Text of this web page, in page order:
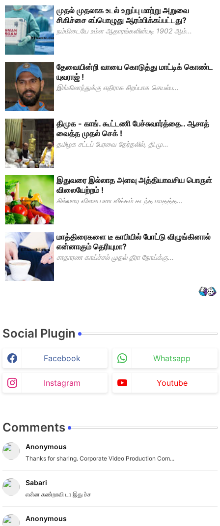
முதல் முதலாக உடல் உறுப்பு மாற்று அறுவை
சிகிச்சை எப்பொழுது ஆரம்பிக்கப்பட்டது?
நம்மிடையே உம்ள ஆதாரங்களின்படி 1902 ஆம்...
தேவையின்றி வாயை கொடுத்து மாட்டிக் கொண்ட
யுவராஜ் !
இங்கிலாந்துக்கு எதிராக சிறப்பாக செயல்ப...
திமுக - காங். கூட்டணி பேச்சுவார்த்தை.. ஆசாத்
வைத்த முதல் செக் !
தமிழக சட்டப் பேரவை தேர்தலில், தி.மு...
இதுவரை இல்லாத அளவு அத்தியாவசிய பொருள்
விலையேற்றம் !
சில்லரை விலை பண வீக்கம் கடந்த மாதத்த...
மாத்திரைகளை டீ காபியில் போட்டு விழுங்கினால்
என்னாகும் தெரியுமா?
சாதாரண காய்ச்சல் முதல் தீரா நோய்க்கு...
Social Plugin
Facebook Whatsapp
Instagram Youtube
Comments
Anonymous
Thanks for sharing. Corporate Video Production Com...
Sabari
என்ன கண்றாவி டா இது ச்ச
Anonymous